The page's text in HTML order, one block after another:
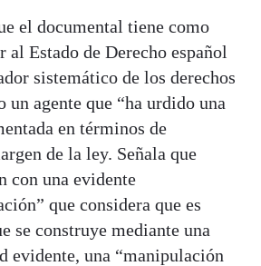
el documental tiene como
al Estado de Derecho español
sistemático de los derechos
un agente que “ha urdido una
en términos de
de la ley. Señala que
con una evidente
que considera que es
se construye mediante una
evidente, una “manipulación